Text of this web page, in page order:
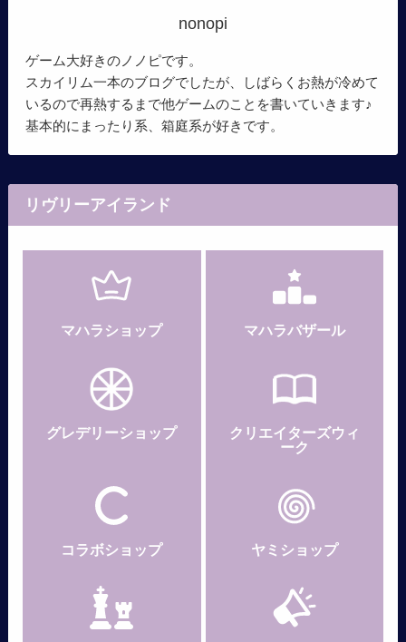
nonopi
ゲーム大好きのノノピです。
スカイリム一本のブログでしたが、しばらくお熱が冷めて
いるので再熱するまで他ゲームのことを書いていきます♪
基本的にまったり系、箱庭系が好きです。
リヴリーアイランド
マハラショップ マハラバザール
グレデリーショップ
クリエイターズウィ
ーク
コラボショップ ヤミショップ